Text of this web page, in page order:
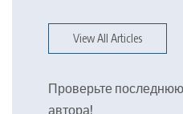
View All Articles
Проверьте последнюю
автора!